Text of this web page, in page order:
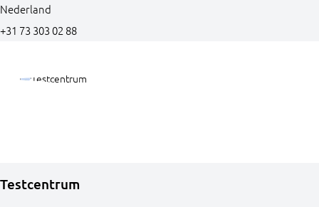
Nederland
+31 73 303 02 88
Testcentrum